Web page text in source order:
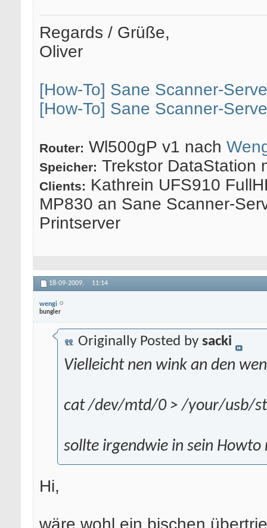
Regards / Grüße,
Oliver
[How-To] Sane Scanner-
[How-To] Sane Scanner-
Router: Wl500gP v1 nach
Speicher: Trekstor DataStation
Clients: Kathrein UFS910
MP830 an Sane Scanner-
Printserver
18-09-2009, 11:14
wengi
bungler
Originally Posted by sacki
Vielleicht nen wink an den
cat /dev/mtd/0 > /your/usb/
sollte irgendwie in sein Howto
Hi,